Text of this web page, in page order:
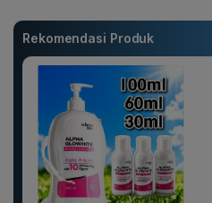
Rekomendasi Produk